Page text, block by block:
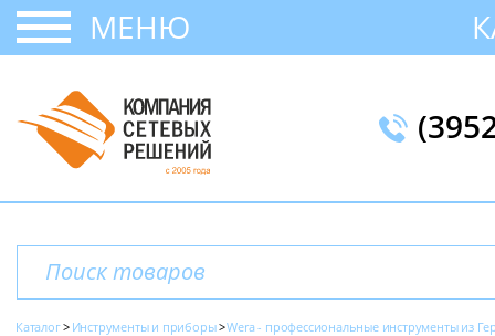
МЕНЮ
Каталог Инструменты и приборы
Wera - профессиональные инструменты из